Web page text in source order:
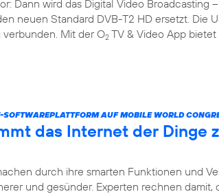
Dann wird das Digital Video Broadcasting –
neuen Standard DVB-T2 HD ersetzt. Die
verbunden. Mit der O2 TV & Video App bietet
AUF MOBILE WORLD
das Internet der Dinge
durch ihre smarten Funktionen und
und gesünder. Experten rechnen damit,